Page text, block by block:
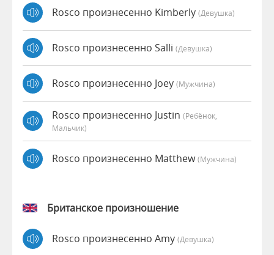
Rosco произнесенно Kimberly (девушка)
Rosco произнесенно Salli (девушка)
Rosco произнесенно Joey (мужчина)
Rosco произнесенно Justin (Ребёнок,
Мальчик)
Rosco произнесенно Matthew(мужчина)
Британское произношение
Rosco произнесенно Amy (девушка)